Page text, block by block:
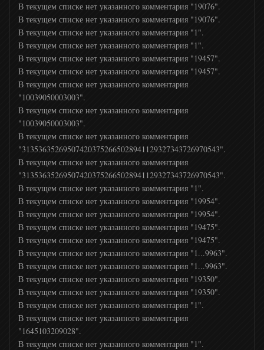
Мир Баскетбола
UDAR
XSport
В текущем списке нет указанного комментария "19076".
В текущем списке нет указанного комментария "19076".
В текущем списке нет указанного комментария "1".
В текущем списке нет указанного комментария "1".
В текущем списке нет указанного комментария "19457".
В текущем списке нет указанного комментария "19457".
В текущем списке нет указанного комментария
"10039050003003".
В текущем списке нет указанного комментария
"10039050003003".
В текущем списке нет указанного комментария
"313536352695074203752665028941129327343726970543".
В текущем списке нет указанного комментария
"313536352695074203752665028941129327343726970543".
В текущем списке нет указанного комментария "1".
В текущем списке нет указанного комментария "19954".
В текущем списке нет указанного комментария "19954".
В текущем списке нет указанного комментария "19475".
В текущем списке нет указанного комментария "19475".
В текущем списке нет указанного комментария "1...9963".
В текущем списке нет указанного комментария "1...9963".
В текущем списке нет указанного комментария "19350".
В текущем списке нет указанного комментария "19350".
В текущем списке нет указанного комментария "1".
В текущем списке нет указанного комментария
"1645103209028".
В текущем списке нет указанного комментария "1".